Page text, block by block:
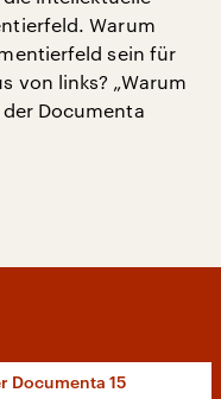
Warum
sein für
von links? „Warum
Documenta
Documenta 15